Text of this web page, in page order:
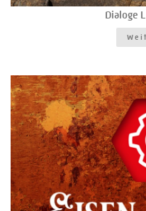
Dialoge